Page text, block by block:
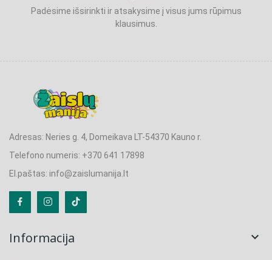
Padėsime išsirinkti ir atsakysime į visus jums rūpimus
klausimus.
Adresas: Neries g. 4, Domeikava LT-54370 Kauno r.
Telefono numeris: +370 641 17898
El.paštas: info@zaislumanija.lt
Informacija 